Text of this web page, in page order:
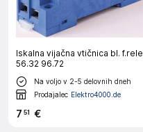
Iskalna vijačna vtičnica bl. f.rele
56.32 96.72
Na voljo v 2-5 delovnih dneh
Prodajalec Elektro4000.de
7 51 €